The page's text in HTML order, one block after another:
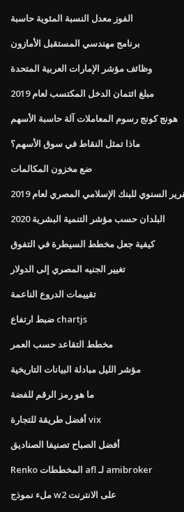
الفوز معدل النسبة المئوية حاسبة
برنامج مهندسي المستقبل الأمازون
وظائف مؤشر الإمارات العربية المتحدة
مبلغ ائتمان الدخل المكتسب لعام 2019
هونج كونج رسوم المعاملات آلة حاسبة الأسهم
ماذا تمثل النقاط في سوق الأسهم؟
ضع مخزون المكالمات
السنوي للبنك الإسلامي المصري لعام 2019
البلدان حسب مؤشر التنمية البشرية 2020
كيفية جعل مخطط السيطرة في التفوق
تغيير الجنيه المصري إلى الدولار
تقييمات الدروع الناعمة
ضبط ارتفاع chartjs
مخطط التقاعد حسب العمر
مؤشر الليل مبادلة البيانات التاريخية
ما هو رمز الرقم للفضة
أفضل طريقة للتجارة vix
أفضل الصباح تصنيفا الصناديق
Renko المخططات afl لـ amibroker
ملء نموذج w2 على الانترنت